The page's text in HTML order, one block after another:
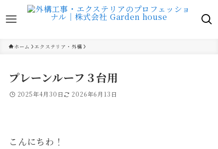
ホーム エクステリア・外構
プレーンルーフ３台用
2025年4月30日 2026年6月13日
こんにちわ！